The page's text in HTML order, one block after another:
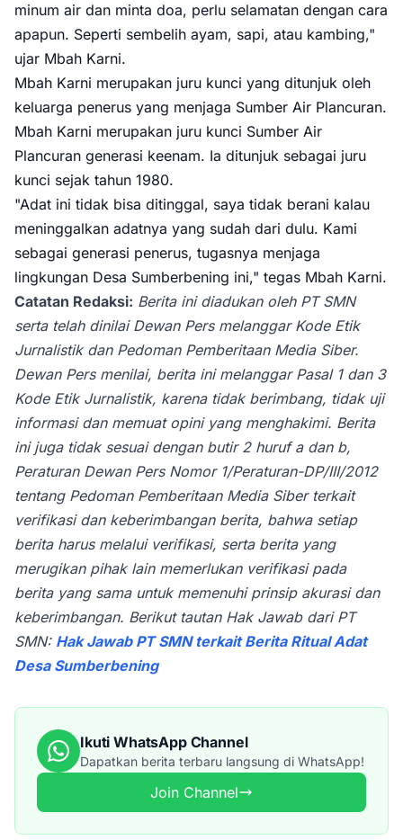
minum air dan minta doa, perlu selamatan dengan cara
apapun. Seperti sembelih ayam, sapi, atau kambing,"
ujar Mbah Karni.
Mbah Karni merupakan juru kunci yang ditunjuk oleh
keluarga penerus yang menjaga Sumber Air Plancuran.
Mbah Karni merupakan juru kunci Sumber Air
Plancuran generasi keenam. Ia ditunjuk sebagai juru
kunci sejak tahun 1980.
"Adat ini tidak bisa ditinggal, saya tidak berani kalau
meninggalkan adatnya yang sudah dari dulu. Kami
sebagai generasi penerus, tugasnya menjaga
lingkungan Desa Sumberbening ini," tegas Mbah Karni.
Catatan Redaksi: Berita ini diadukan oleh PT SMN
serta telah dinilai Dewan Pers melanggar Kode Etik
Jurnalistik dan Pedoman Pemberitaan Media Siber.
Dewan Pers menilai, berita ini melanggar Pasal 1 dan 3
Kode Etik Jurnalistik, karena tidak berimbang, tidak uji
informasi dan memuat opini yang menghakimi. Berita
ini juga tidak sesuai dengan butir 2 huruf a dan b,
Peraturan Dewan Pers Nomor 1/Peraturan-DP/III/2012
tentang Pedoman Pemberitaan Media Siber terkait
verifikasi dan keberimbangan berita, bahwa setiap
berita harus melalui verifikasi, serta berita yang
merugikan pihak lain memerlukan verifikasi pada
berita yang sama untuk memenuhi prinsip akurasi dan
keberimbangan. Berikut tautan Hak Jawab dari PT
SMN: Hak Jawab PT SMN terkait Berita Ritual Adat
Desa Sumberbening
Ikuti WhatsApp Channel
Dapatkan berita terbaru langsung di WhatsApp!
Join Channel